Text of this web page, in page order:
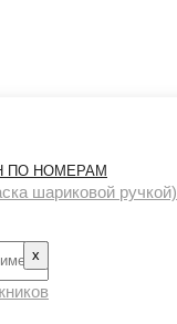
ПО НОМЕРАМ
шариковой ручкой)
х